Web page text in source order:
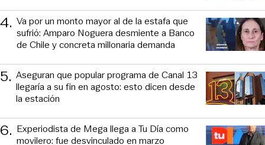
4. Va por un monto mayor al de la estafa que
sufrió: Amparo Noguera desmiente a Banco
de Chile y concreta millonaria demanda
5. Aseguran que popular programa de Canal 13
llegaría a su fin en agosto: esto dicen desde
la estación
6. Experiodista de Mega llega a Tu Día como
movilero: fue desvinculado en marzo